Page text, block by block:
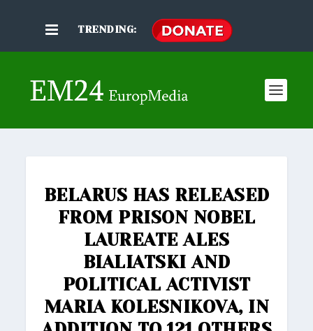
TRENDING:
BELARUS HAS RELEASED
FROM PRISON NOBEL
LAUREATE ALES
BIALIATSKI AND
POLITICAL ACTIVIST
MARIA KOLESNIKOVA, IN